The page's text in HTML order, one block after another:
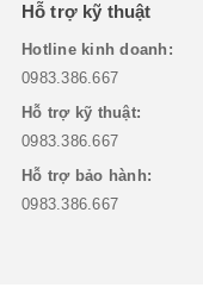
Hỗ trợ kỹ thuật
Hotline kinh doanh:
0983.386.667
Hỗ trợ kỹ thuật:
0983.386.667
Hỗ trợ bảo hành:
0983.386.667